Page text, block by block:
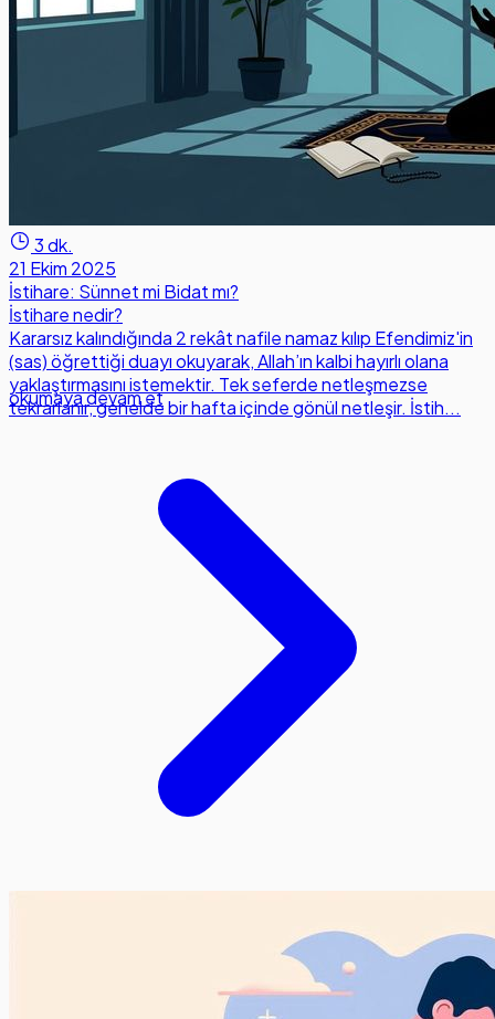
3 dk.
21 Ekim 2025
İstihare: Sünnet mi Bidat mı?
İstihare nedir?
Kararsız kalındığında 2 rekât nafile namaz kılıp Efendimiz'in
(sas) öğrettiği duayı okuyarak, Allah’ın kalbi hayırlı olana
yaklaştırmasını istemektir. Tek seferde netleşmezse
tekrarlanır, genelde bir hafta içinde gönül netleşir. İstih...
okumaya devam et